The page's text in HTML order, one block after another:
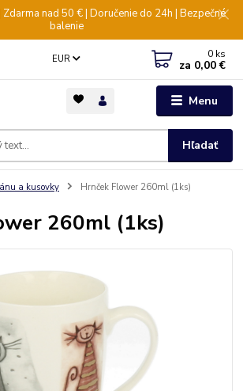
nad 50 € | Doručenie do 24h | Bezpečné
balenie
Menu
EUR
Hľadať
0 ks
za 0,00 €
a kusovky Hrnček Flower 260ml (1ks)
260ml (1ks)